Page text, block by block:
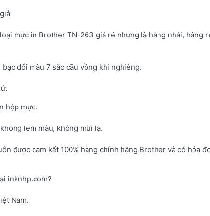
mực in Brother TN-263 giá rẻ nhưng là hàng nhái, hàng
đổi màu 7 sắc cầu vồng khi nghiêng.
hộp mực.
lem màu, không mùi lạ.
được cam kết 100% hàng chính hãng Brother và có hóa
inknhp.com?
Nam.